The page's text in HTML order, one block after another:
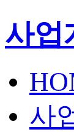
사업
사